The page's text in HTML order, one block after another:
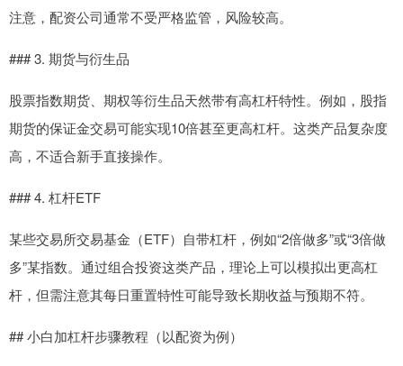
注意，配资公司通常不受严格监管，风险较高。
### 3. 期货与衍生品
股票指数期货、期权等衍生品天然带有高杠杆特性。例如，股指
期货的保证金交易可能实现10倍甚至更高杠杆。这类产品复杂度
高，不适合新手直接操作。
### 4. 杠杆ETF
某些交易所交易基金（ETF）自带杠杆，例如“2倍做多”或“3倍做
多”某指数。通过组合投资这类产品，理论上可以模拟出更高杠
杆，但需注意其每日重置特性可能导致长期收益与预期不符。
## 小白加杠杆步骤教程（以配资为例）